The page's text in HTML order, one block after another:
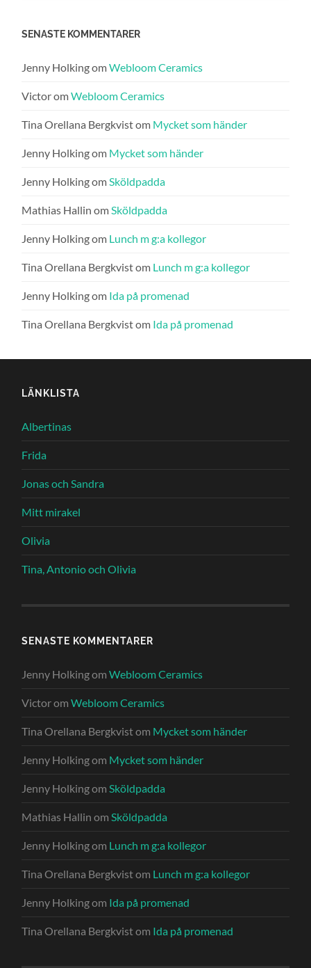
SENASTE KOMMENTARER
Jenny HolkingomWebloom Ceramics
VictoromWebloom Ceramics
Tina Orellana Bergkvistom Mycket som händer
Jenny Holkingom Mycket som händer
Jenny HolkingomSköldpadda
Mathias Hallin omSköldpadda
Jenny Holkingom Lunch m g:a kollegor
Tina Orellana Bergkvistom Lunch m g:a kollegor
Jenny Holkingom Ida på promenad
Tina Orellana Bergkvistom Ida på promenad
LÄNKLISTA
Albertinas
Frida
Jonas och Sandra
Mitt mirakel
Olivia
Tina, Antonio och Olivia
SENASTE KOMMENTARER
Jenny HolkingomWebloom Ceramics
VictoromWebloom Ceramics
Tina Orellana Bergkvistom Mycket som händer
Jenny Holkingom Mycket som händer
Jenny HolkingomSköldpadda
Mathias Hallin omSköldpadda
Jenny Holkingom Lunch m g:a kollegor
Tina Orellana Bergkvistom Lunch m g:a kollegor
Jenny Holkingom Ida på promenad
Tina Orellana Bergkvistom Ida på promenad